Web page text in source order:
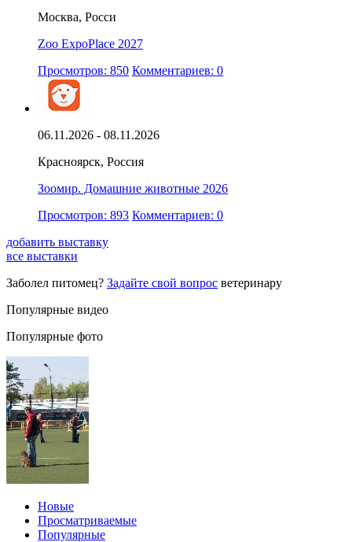
Москва, Росси
Zoo ExpoPlace 2027
Просмотров: 850 Комментариев: 0
06.11.2026 - 08.11.2026
Красноярск, Россия
Зоомир. Домашние животные 2026
Просмотров: 893 Комментариев: 0
добавить выставку
все выставки
Заболел питомец? Задайте свой вопрос ветеринару
Популярные видео
Популярные фото
Новые
Просматриваемые
Популярные